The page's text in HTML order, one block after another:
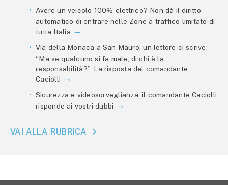
Avere un veicolo 100% elettrico? Non dà il diritto
automatico di entrare nelle Zone a traffico limitato di
tutta Italia
Via della Monaca a San Mauro, un lettore ci scrive:
“Ma se qualcuno si fa male, di chi è la
responsabilità?”. La risposta del comandante
Caciolli
Sicurezza e videosorveglianza: il comandante Caciolli
risponde ai vostri dubbi
VAI ALLA RUBRICA